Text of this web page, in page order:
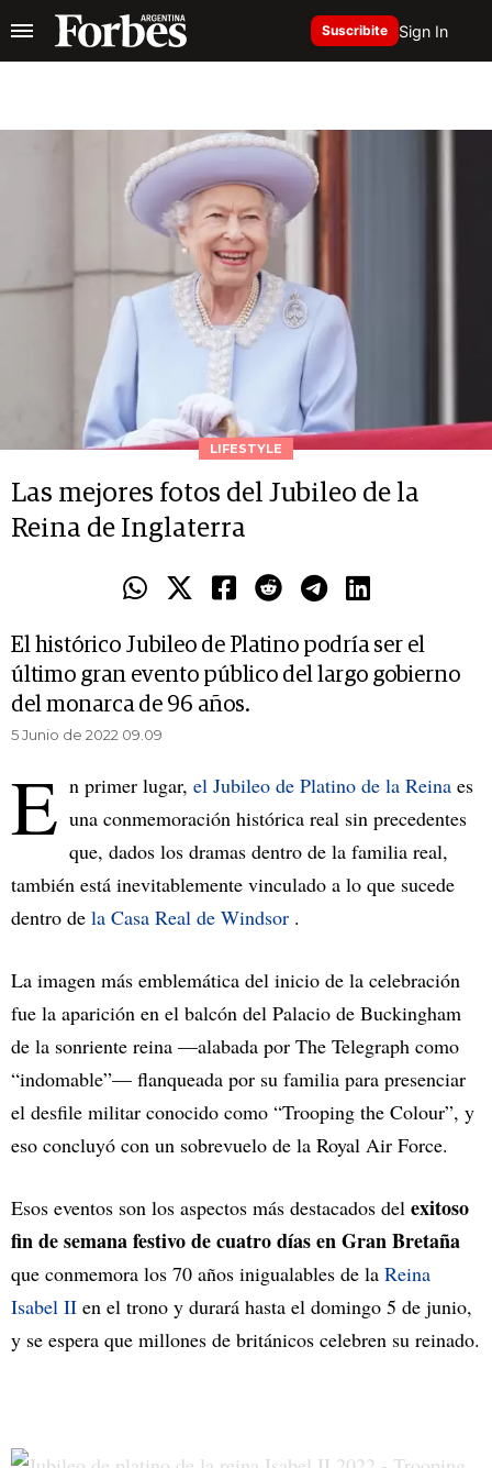
Suscribite Sign In
LIFESTYLE
Las mejores fotos del Jubileo de la
Reina de Inglaterra
El histórico Jubileo de Platino podría ser el
último gran evento público del largo gobierno
del monarca de 96 años.
5 Junio de 2022 09.09
E n primer lugar, el Jubileo de Platino de la Reina es
una conmemoración histórica real sin precedentes
que, dados los dramas dentro de la familia real,
también está inevitablemente vinculado a lo que sucede
dentro de la Casa Real de Windsor .
La imagen más emblemática del inicio de la celebración
fue la aparición en el balcón del Palacio de Buckingham
de la sonriente reina —alabada por The Telegraph como
“indomable”— flanqueada por su familia para presenciar
el desfile militar conocido como “Trooping the Colour”, y
eso concluyó con un sobrevuelo de la Royal Air Force.
Esos eventos son los aspectos más destacados del exitoso
fin de semana festivo de cuatro días en Gran Bretaña
que conmemora los 70 años inigualables de la Reina
Isabel II en el trono y durará hasta el domingo 5 de junio,
y se espera que millones de británicos celebren su reinado.